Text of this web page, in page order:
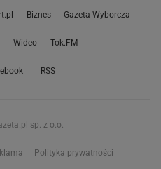
Biznes Gazeta Wyborcza
Wideo Tok.FM
RSS
sp. z o.o.
Polityka prywatności